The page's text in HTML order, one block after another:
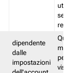
dipendente
dalle
impostazioni